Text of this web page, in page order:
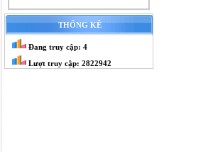
THỐNG KÊ
Đang truy cập: 4
Lượt truy cập: 2822942